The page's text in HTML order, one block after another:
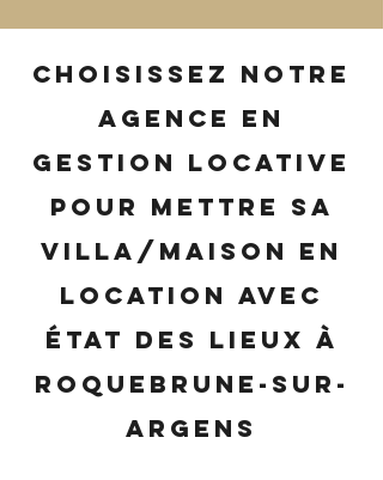
Choisissez notre
agence en
gestion locative
pour mettre sa
villa/maison en
location avec
état des lieux à
Roquebrune-sur-
Argens